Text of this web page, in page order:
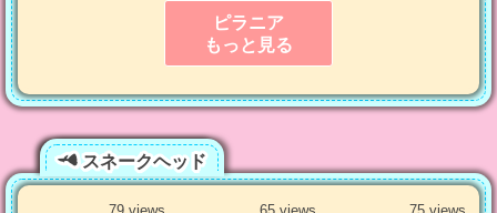
ピラニア
もっと見る
スネークヘッド